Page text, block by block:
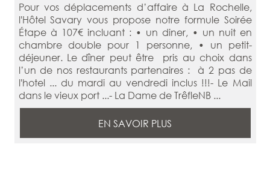
Pour vos déplacements d’affaire à La Rochelle,
l'Hôtel Savary vous propose notre formule Soirée
Étape à 107€ incluant : • un diner, • un nuit en
chambre double pour 1 personne, • un petit-
déjeuner. Le dîner peut être pris au choix dans
l’un de nos restaurants partenaires : à 2 pas de
l'hotel ... du mardi au vendredi inclus !!!- Le Mail
dans le vieux port ...- La Dame de TrêfleNB ...
EN SAVOIR PLUS